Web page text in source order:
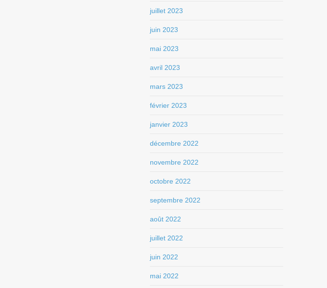
juillet 2023
juin 2023
mai 2023
avril 2023
mars 2023
février 2023
janvier 2023
décembre 2022
novembre 2022
octobre 2022
septembre 2022
août 2022
juillet 2022
juin 2022
mai 2022